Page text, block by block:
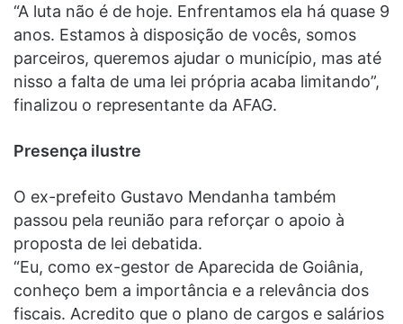
“A luta não é de hoje. Enfrentamos ela há quase 9
anos. Estamos à disposição de vocês, somos
parceiros, queremos ajudar o município, mas até
nisso a falta de uma lei própria acaba limitando”,
finalizou o representante da AFAG.
Presença ilustre
O ex-prefeito Gustavo Mendanha também
passou pela reunião para reforçar o apoio à
proposta de lei debatida.
“Eu, como ex-gestor de Aparecida de Goiânia,
conheço bem a importância e a relevância dos
fiscais. Acredito que o plano de cargos e salários